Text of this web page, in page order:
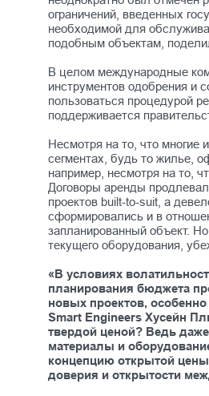
ограничений, введенных
необходимой для
подобным объектам,
В целом международные
инструментов одобрения и
пользоваться процедурой
поддерживается
Несмотря на то, что многие
сегментах, будь то жилье,
например, несмотря на то,
Договоры аренды
проектов built-to-suit, а
сформировались и в
запланированный объект.
текущего оборудования,
«В условиях
планирования бюджета
новых проектов,
Smart Engineers Хусейн
твердой ценой? Ведь
материалы и
концепцию открытой
доверия и открытости